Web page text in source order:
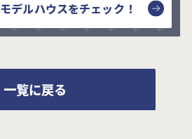
モデルハウスをチェック！
一覧に戻る